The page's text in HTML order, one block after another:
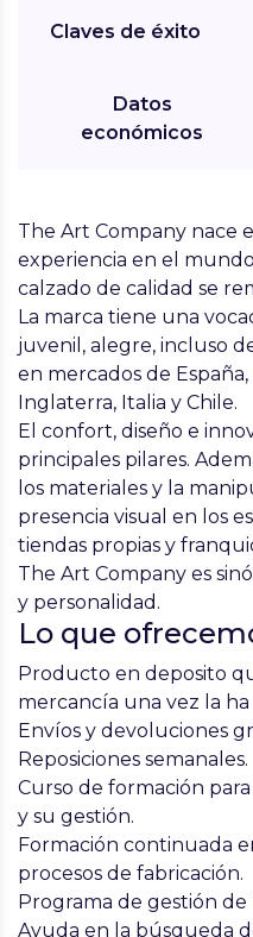
Claves de éxito
Datos
económicos
The Art Company nace
experiencia en el
calzado de calidad se
La marca tiene una
juvenil, alegre, incluso
en mercados de
Inglaterra, Italia y Chile.
El confort, diseño e
principales pilares.
los materiales y la
presencia visual en los
tiendas propias y
The Art Company es
y personalidad.
Lo que
Producto en deposito
mercancía una vez la ha
Envíos y devoluciones
Reposiciones semanales.
Curso de formación
y su gestión.
Formación continuada
procesos de fabricación.
Programa de gestión de
Ayuda en la búsqueda